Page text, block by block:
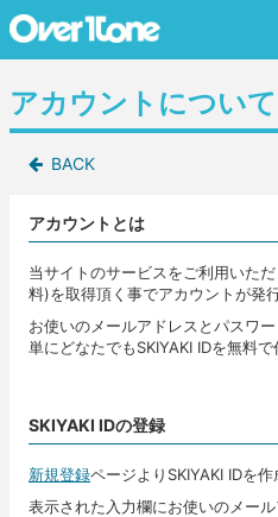
アカウントについて
BACK
アカウントとは
当サイトのサービスをご利用いた
料)を取得頂く事でアカウントが発
お使いのメールアドレスとパスワ
単にどなたでもSKIYAKI IDを無料で
SKIYAKI IDの登録
新規登録ページよりSKIYAKI IDを作
表示された入力欄にお使いのメー